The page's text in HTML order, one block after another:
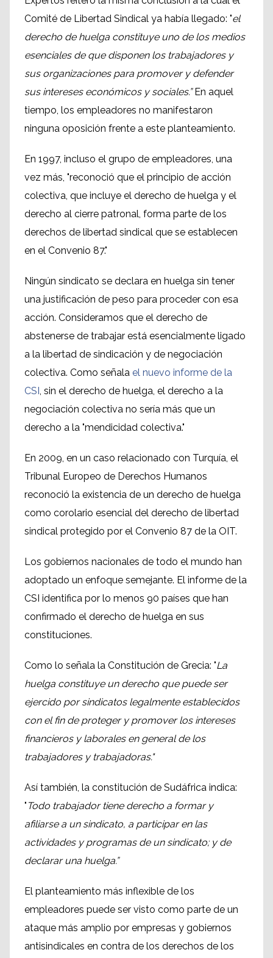
Comité de Libertad Sindical ya había llegado: "el
derecho de huelga constituye uno de los medios
esenciales de que disponen los trabajadores y
sus organizaciones para promover y defender
sus intereses económicos y sociales.”En aquel
tiempo, los empleadores no manifestaron
ninguna oposición frente a este planteamiento.
En 1997, incluso el grupo de empleadores, una
vez más, "reconoció que el principio de acción
colectiva, que incluye el derecho de huelga y el
derecho al cierre patronal, forma parte de los
derechos de libertad sindical que se establecen
en el Convenio 87."
Ningún sindicato se declara en huelga sin tener
una justificación de peso para proceder con esa
acción. Consideramos que el derecho de
abstenerse de trabajar está esencialmente ligado
a la libertad de sindicación y de negociación
colectiva. Como señala el nuevo informe de la
CSI, sin el derecho de huelga, el derecho a la
negociación colectiva no sería más que un
derecho a la "mendicidad colectiva."
En 2009, en un caso relacionado con Turquía, el
Tribunal Europeo de Derechos Humanos
reconoció la existencia de un derecho de huelga
como corolario esencial del derecho de libertad
sindical protegido por el Convenio 87 de la OIT.
Los gobiernos nacionales de todo el mundo han
adoptado un enfoque semejante. El informe de la
CSI identifica por lo menos 90 países que han
confirmado el derecho de huelga en sus
constituciones.
Como lo señala la Constitución de Grecia: "La
huelga constituye un derecho que puede ser
ejercido por sindicatos legalmente establecidos
con el fin de proteger y promover los intereses
financieros y laborales en general de los
trabajadores y trabajadoras."
Así también, la constitución de Sudáfrica indica:
" Todo trabajador tiene derecho a formar y
afiliarse a un sindicato, a participar en las
actividades y programas de un sindicato; y de
declarar una huelga.”
El planteamiento más inflexible de los
empleadores puede ser visto como parte de un
ataque más amplio por empresas y gobiernos
antisindicales en contra de los derechos de los